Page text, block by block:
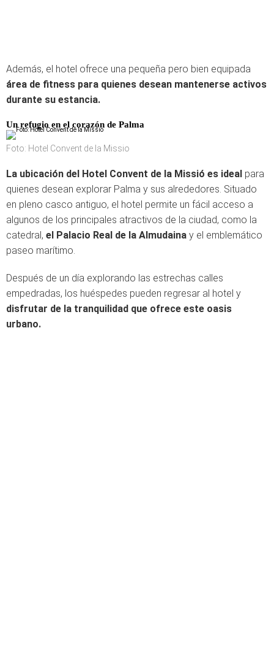
Además, el hotel ofrece una pequeña pero bien equipada
área de fitness para quienes desean mantenerse activos
durante su estancia.
Un refugio en el corazón de Palma
Foto: Hotel Convent de la Missio
La ubicación del Hotel Convent de la Missió es ideal para
quienes desean explorar Palma y sus alrededores. Situado
en pleno casco antiguo, el hotel permite un fácil acceso a
algunos de los principales atractivos de la ciudad, como la
catedral, el Palacio Real de la Almudaina y el emblemático
paseo marítimo.
Después de un día explorando las estrechas calles
empedradas, los huéspedes pueden regresar al hotel y
disfrutar de la tranquilidad que ofrece este oasis
urbano.